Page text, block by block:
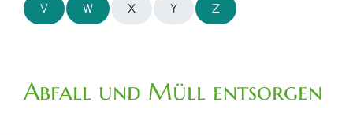
V W X Y Z
Abfall und Müll entsorgen